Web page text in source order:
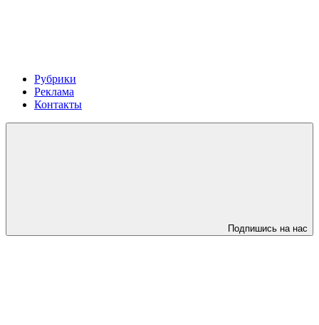
Рубрики
Реклама
Контакты
Подпишись на нас